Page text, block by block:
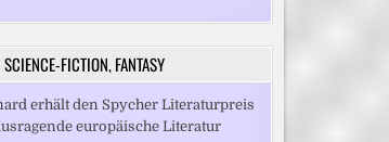
SCIENCE-FICTION, FANTASY